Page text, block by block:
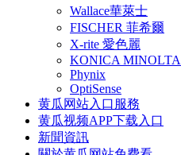
Wallace華萊士
FISCHER 菲希爾
X-rite 愛色麗
KONICA MINOLTA
Phynix
OptiSense
黄瓜网站入口服務
黄瓜视频APP下载入口
新聞資訊